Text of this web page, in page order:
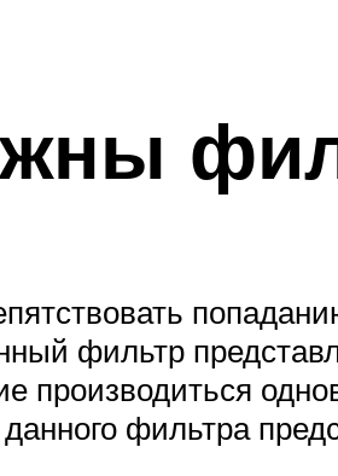
фильтр
производиться
фильтра